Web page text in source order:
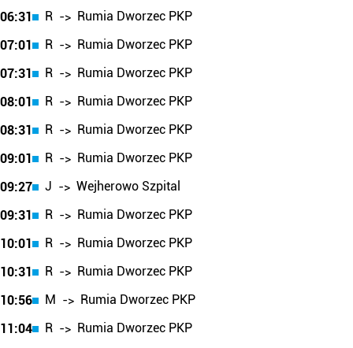
06:31
R -> Rumia Dworzec PKP
07:01
R -> Rumia Dworzec PKP
07:31
R -> Rumia Dworzec PKP
08:01
R -> Rumia Dworzec PKP
08:31
R -> Rumia Dworzec PKP
09:01
R -> Rumia Dworzec PKP
09:27
J -> Wejherowo Szpital
09:31
R -> Rumia Dworzec PKP
10:01
R -> Rumia Dworzec PKP
10:31
R -> Rumia Dworzec PKP
10:56
M -> Rumia Dworzec PKP
11:04
R -> Rumia Dworzec PKP